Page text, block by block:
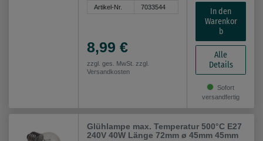
Artikel-Nr. 7033544
8,99 €
zzgl. ges. MwSt. zzgl.
Versandkosten
In den
Warenkor
b
Alle
Details
Sofort
versandfertig
Glühlampe max. Temperatur 500°C E27
240V 40W Länge 72mm ø 45mm 45mm